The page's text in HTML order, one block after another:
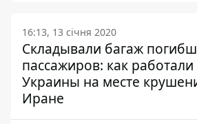
16:13, 13 січня 2020
Складывали багаж
пассажиров: как работали
Украины на месте
Иране